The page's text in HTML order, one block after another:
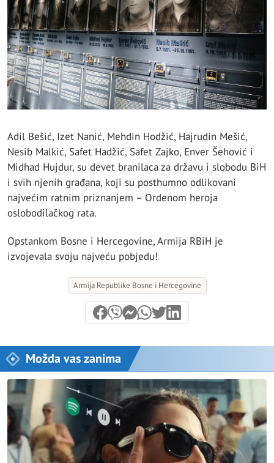
Adil Bešić, Izet Nanić, Mehdin Hodžić, Hajrudin Mešić,
Nesib Malkić, Safet Hadžić, Safet Zajko, Enver Šehović i
Midhad Hujdur, su devet branilaca za državu i slobodu BiH
i svih njenih građana, koji su posthumno odlikovani
najvećim ratnim priznanjem – Ordenom heroja
oslobodilačkog rata.
Opstankom Bosne i Hercegovine, Armija RBiH je
izvojevala svoju najveću pobjedu!
Armija Republike Bosne i Hercegovine
Možda vas zanima